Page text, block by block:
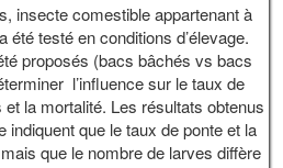
insecte comestible appartenant à
été testé en conditions d’élevage.
proposés (bacs bâchés vs bacs
l’influence sur le taux de
et la mortalité. Les résultats obtenus
indiquent que le taux de ponte et la
que le nombre de larves diffère